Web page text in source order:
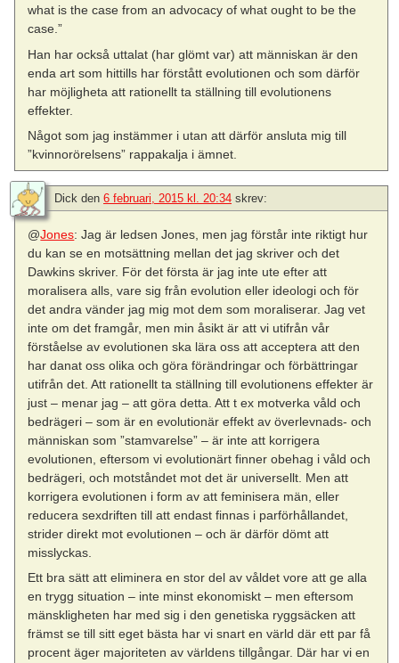
what is the case from an advocacy of what ought to be the
case.”
Han har också uttalat (har glömt var) att människan är den
enda art som hittills har förstått evolutionen och som därför
har möjligheta att rationellt ta ställning till evolutionens
effekter.
Något som jag instämmer i utan att därför ansluta mig till
”kvinnorörelsens” rappakalja i ämnet.
Dick den 6 februari, 2015 kl. 20:34 skrev:
@Jones: Jag är ledsen Jones, men jag förstår inte riktigt hur
du kan se en motsättning mellan det jag skriver och det
Dawkins skriver. För det första är jag inte ute efter att
moralisera alls, vare sig från evolution eller ideologi och för
det andra vänder jag mig mot dem som moraliserar. Jag vet
inte om det framgår, men min åsikt är att vi utifrån vår
förståelse av evolutionen ska lära oss att acceptera att den
har danat oss olika och göra förändringar och förbättringar
utifrån det. Att rationellt ta ställning till evolutionens effekter är
just – menar jag – att göra detta. Att t ex motverka våld och
bedrägeri – som är en evolutionär effekt av överlevnads- och
människan som ”stamvarelse” – är inte att korrigera
evolutionen, eftersom vi evolutionärt finner obehag i våld och
bedrägeri, och motståndet mot det är universellt. Men att
korrigera evolutionen i form av att feminisera män, eller
reducera sexdriften till att endast finnas i parförhållandet,
strider direkt mot evolutionen – och är därför dömt att
misslyckas.
Ett bra sätt att eliminera en stor del av våldet vore att ge alla
en trygg situation – inte minst ekonomiskt – men eftersom
mänskligheten har med sig i den genetiska ryggsäcken att
främst se till sitt eget bästa har vi snart en värld där ett par få
procent äger majoriteten av världens tillgångar. Där har vi en